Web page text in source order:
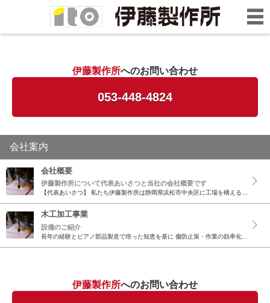
伊藤製作所へのお問い合わせ
053-448-4824
会社案内
会社概要
伊藤製作所について代表あいさつと当社の会社概要です
【代表あいさつ】 私たち伊藤製作所は静岡県浜松市中央区に工場を構える会社です。 長年お付き合い頂いている大手楽器・ゲーム機器・ＡＶ機器等のメーカー様に 非常に厳しい品質と納期を求められながら育...
木工加工事業
設備のご紹介
長年の経験とピアノ部品製造で培った知恵を基に 傷防止策・作業の効率化として機械から 次の機械への移動を最小限にし、 1台の機械で出来るだけ多くの加工が出来るよう、 専用機やNCマシンを導入し品...
伊藤製作所へのお問い合わせ